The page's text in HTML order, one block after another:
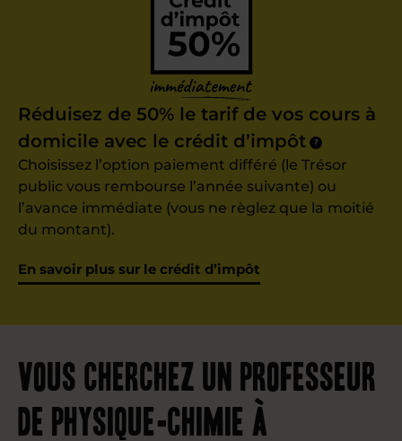
Réduisez de 50% le tarif de vos cours à
domicile avec le crédit d’impôt
?
Choisissez l’option paiement différé (le Trésor
public vous rembourse l’année suivante) ou
l’avance immédiate (vous ne règlez que la moitié
du montant).
En savoir plus sur le crédit d’impôt
Vous cherchez un professeur
de physique-chimie à